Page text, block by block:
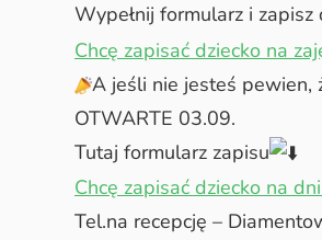
Wypełnij formularz i zapisz
Chcę zapisać dziecko na
A jeśli nie jesteś pewien,
OTWARTE 03.09.
Tutaj formularz zapisu
Chcę zapisać dziecko na
Tel.na recepcję –